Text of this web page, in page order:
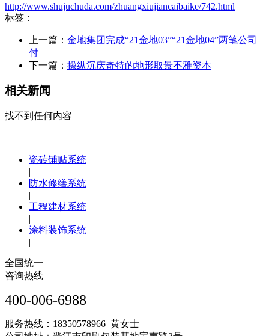
http://www.shujuchuda.com/zhuangxiujiancaibaike/742.html
标签：
上一篇： 金地集团完成“21金地03”“21金地04”两笔公司
付
下一篇： 操纵沉庆奇特的地形取景不雅资本
相关新闻
找不到任何内容
瓷砖铺贴系统
|
防水修缮系统
|
工程建材系统
|
涂料装饰系统
|
全国统一
咨询热线
400-006-6988
服务热线：18350578966 黄女士